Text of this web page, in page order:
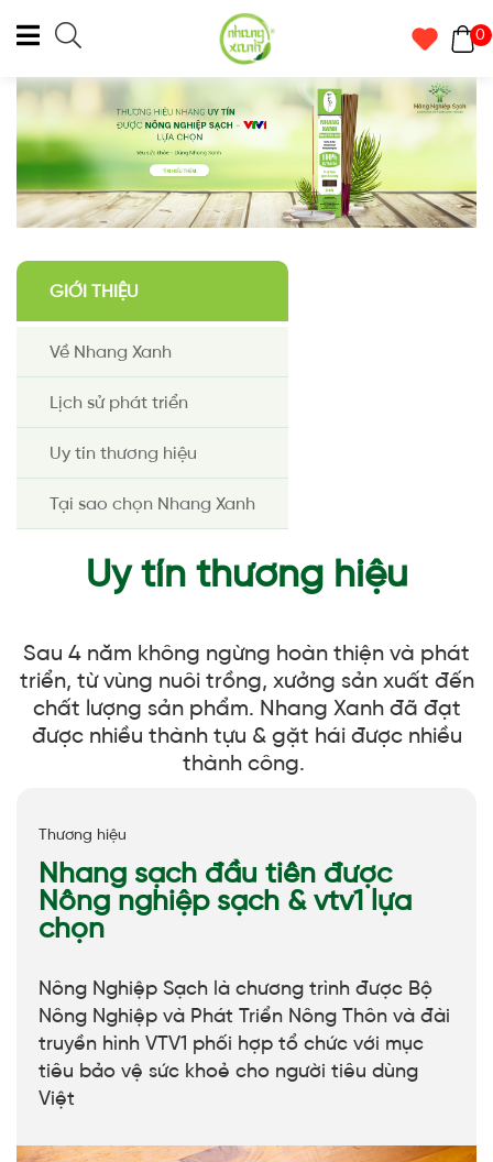
0
GIỚI THIỆU
Về Nhang Xanh
Lịch sử phát triển
Uy tín thương hiệu
Tại sao chọn Nhang Xanh
Uy tín thương hiệu
Sau 4 năm không ngừng hoàn thiện và phát
triển, từ vùng nuôi trồng, xưởng sản xuất đến
chất lượng sản phẩm. Nhang Xanh đã đạt
được nhiều thành tựu & gặt hái được nhiều
thành công.
Thương hiệu
Nhang sạch đầu tiên được
Nông nghiệp sạch & vtv1 lựa
chọn
Nông Nghiệp Sạch là chương trình được Bộ
Nông Nghiệp và Phát Triển Nông Thôn và đài
truyền hình VTV1 phối hợp tổ chức với mục
tiêu bảo vệ sức khoẻ cho người tiêu dùng
Việt